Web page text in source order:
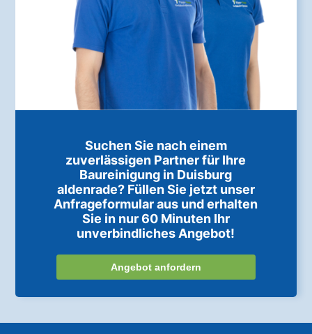
Suchen Sie nach einem
zuverlässigen Partner für Ihre
Baureinigung in Duisburg
aldenrade? Füllen Sie jetzt unser
Anfrageformular aus und erhalten
Sie in nur 60 Minuten Ihr
unverbindliches Angebot!
Angebot anfordern